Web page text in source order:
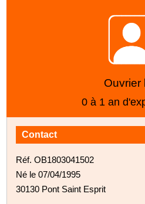
Ouvrier
0 à 1 an
Contact
Réf. OB1803041502
Né le 07/04/1995
30130 Pont Saint Esprit